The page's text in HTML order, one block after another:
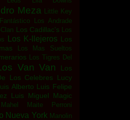
Meza
Little Key
Los Andrade
Los Cadillac's Los
Los K-llejeros Los
Los Mas Sueltos
Los Tigres Del
Van Van
Los
Los Celebres
Lucy
Alberto Luis Felipe
Luis Miguel
Magic
Mahel Maite Perroni
Nueva York Manolin